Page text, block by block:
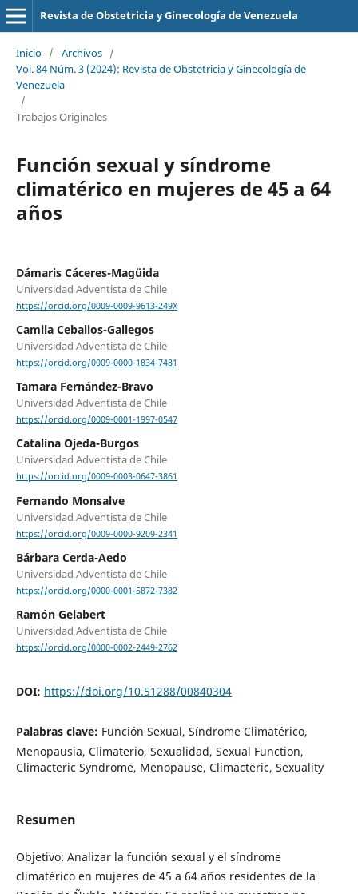
Revista de Obstetricia y Ginecología de Venezuela
Inicio / Archivos /
Vol. 84 Núm. 3 (2024): Revista de Obstetricia y Ginecología de
Venezuela
/
Trabajos Originales
Función sexual y síndrome
climatérico en mujeres de 45 a 64
años
Dámaris Cáceres-Magüida
Universidad Adventista de Chile
https://orcid.org/0009-0009-9613-249X
Camila Ceballos-Gallegos
Universidad Adventista de Chile
https://orcid.org/0009-0000-1834-7481
Tamara Fernández-Bravo
Universidad Adventista de Chile
https://orcid.org/0009-0001-1997-0547
Catalina Ojeda-Burgos
Universidad Adventista de Chile
https://orcid.org/0009-0003-0647-3861
Fernando Monsalve
Universidad Adventista de Chile
https://orcid.org/0009-0000-9209-2341
Bárbara Cerda-Aedo
Universidad Adventista de Chile
https://orcid.org/0000-0001-5872-7382
Ramón Gelabert
Universidad Adventista de Chile
https://orcid.org/0000-0002-2449-2762
DOI: https://doi.org/10.51288/00840304
Palabras clave: Función Sexual, Síndrome Climatérico,
Menopausia, Climaterio, Sexualidad, Sexual Function,
Climacteric Syndrome, Menopause, Climacteric, Sexuality
Resumen
Objetivo: Analizar la función sexual y el síndrome
climatérico en mujeres de 45 a 64 años residentes de la